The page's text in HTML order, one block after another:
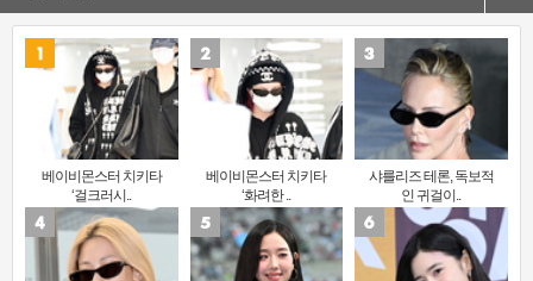
베이비몬스터 치키타
‘걸크러시..
베이비몬스터 치키타
‘화려한 ..
샤를리즈 테론, 독보적
인 귀걸이..